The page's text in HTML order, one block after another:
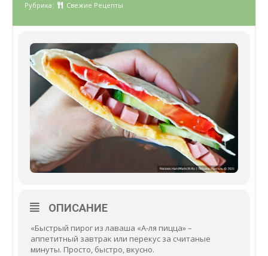
Рубрика: Свежие Рецепты
ОПИСАНИЕ
«Быстрый пирог из лаваша «А-ля пицца» –
аппетитный завтрак или перекус за считаные
минуты. Просто, быстро, вкусно.